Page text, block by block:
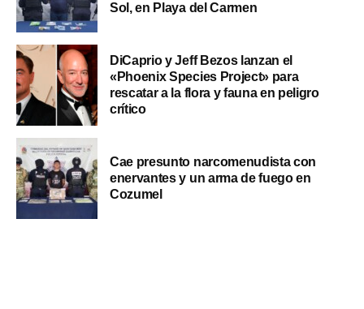
Sol, en Playa del Carmen
DiCaprio y Jeff Bezos lanzan el
«Phoenix Species Project» para
rescatar a la flora y fauna en peligro
crítico
Cae presunto narcomenudista con
enervantes y un arma de fuego en
Cozumel